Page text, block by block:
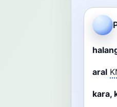
mengelola
aral
kara,